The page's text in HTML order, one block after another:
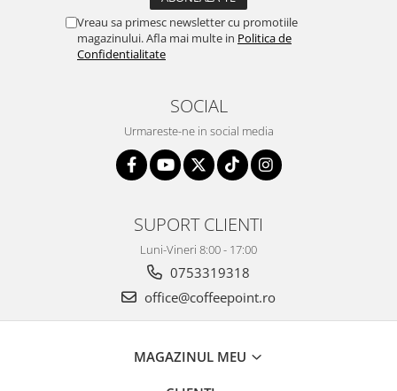
Vreau sa primesc newsletter cu promotiile
magazinului. Afla mai multe in Politica de
Confidentialitate
SOCIAL
Urmareste-ne in social media
SUPORT CLIENTI
Luni-Vineri 8:00 - 17:00
0753319318
office@coffeepoint.ro
MAGAZINUL MEU